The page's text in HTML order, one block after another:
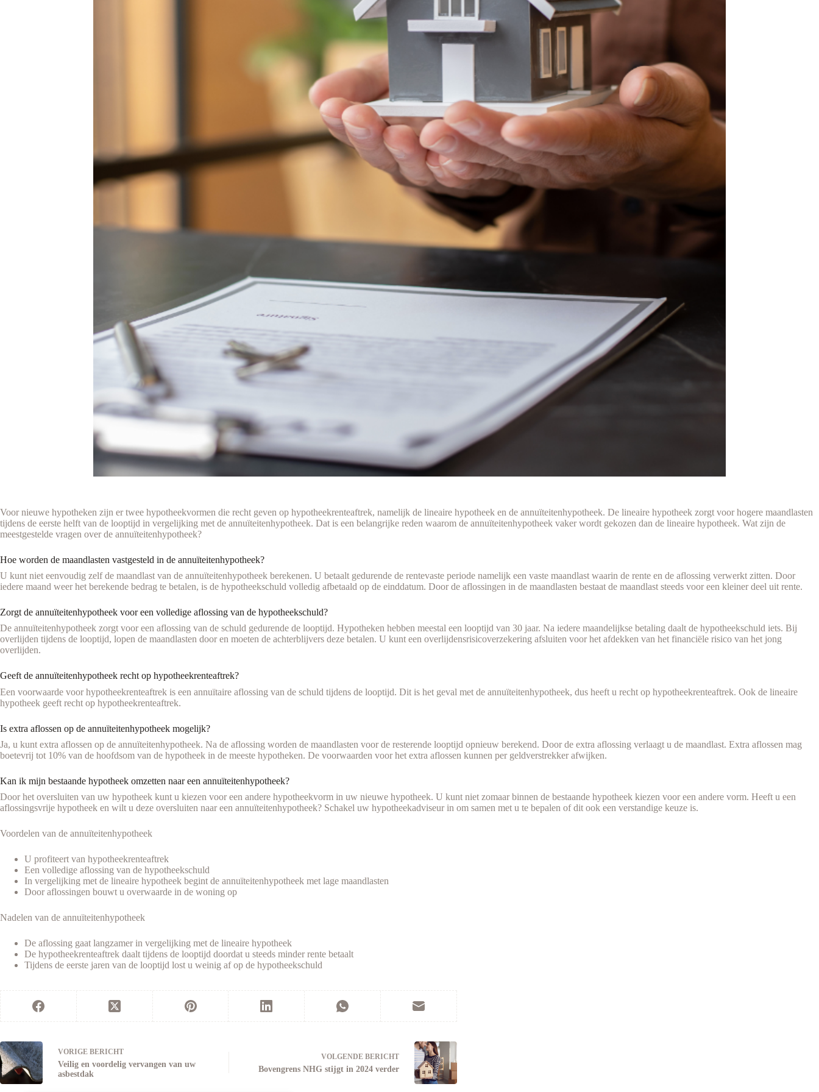
Voor nieuwe hypotheken zijn er twee hypotheekvormen die recht geven op hypotheekrenteaftrek, namelijk de lineaire hypotheek en de annuïteitenhypotheek. De lineaire hypotheek zorgt voor hogere maandlasten
tijdens de eerste helft van de looptijd in vergelijking met de annuïteitenhypotheek. Dat is een belangrijke reden waarom de annuïteitenhypotheek vaker wordt gekozen dan de lineaire hypotheek. Wat zijn de
meestgestelde vragen over de annuïteitenhypotheek?
Hoe worden de maandlasten vastgesteld in de annuïteitenhypotheek?
U kunt niet eenvoudig zelf de maandlast van de annuïteitenhypotheek berekenen. U betaalt gedurende de rentevaste periode namelijk een vaste maandlast waarin de rente en de aflossing verwerkt zitten. Door
iedere maand weer het berekende bedrag te betalen, is de hypotheekschuld volledig afbetaald op de einddatum. Door de aflossingen in de maandlasten bestaat de maandlast steeds voor een kleiner deel uit rente.
Zorgt de annuïteitenhypotheek voor een volledige aflossing van de hypotheekschuld?
De annuïteitenhypotheek zorgt voor een aflossing van de schuld gedurende de looptijd. Hypotheken hebben meestal een looptijd van 30 jaar. Na iedere maandelijkse betaling daalt de hypotheekschuld iets. Bij
overlijden tijdens de looptijd, lopen de maandlasten door en moeten de achterblijvers deze betalen. U kunt een overlijdensrisicoverzekering afsluiten voor het afdekken van het financiële risico van het jong
overlijden.
Geeft de annuïteitenhypotheek recht op hypotheekrenteaftrek?
Een voorwaarde voor hypotheekrenteaftrek is een annuïtaire aflossing van de schuld tijdens de looptijd. Dit is het geval met de annuïteitenhypotheek, dus heeft u recht op hypotheekrenteaftrek. Ook de lineaire
hypotheek geeft recht op hypotheekrenteaftrek.
Is extra aflossen op de annuïteitenhypotheek mogelijk?
Ja, u kunt extra aflossen op de annuïteitenhypotheek. Na de aflossing worden de maandlasten voor de resterende looptijd opnieuw berekend. Door de extra aflossing verlaagt u de maandlast. Extra aflossen mag
boetevrij tot 10% van de hoofdsom van de hypotheek in de meeste hypotheken. De voorwaarden voor het extra aflossen kunnen per geldverstrekker afwijken.
Kan ik mijn bestaande hypotheek omzetten naar een annuïteitenhypotheek?
Door het oversluiten van uw hypotheek kunt u kiezen voor een andere hypotheekvorm in uw nieuwe hypotheek. U kunt niet zomaar binnen de bestaande hypotheek kiezen voor een andere vorm. Heeft u een
aflossingsvrije hypotheek en wilt u deze oversluiten naar een annuïteitenhypotheek? Schakel uw hypotheekadviseur in om samen met u te bepalen of dit ook een verstandige keuze is.
Voordelen van de annuïteitenhypotheek
U profiteert van hypotheekrenteaftrek
Een volledige aflossing van de hypotheekschuld
In vergelijking met de lineaire hypotheek begint de annuïteitenhypotheek met lage maandlasten
Door aflossingen bouwt u overwaarde in de woning op
Nadelen van de annuïteitenhypotheek
De aflossing gaat langzamer in vergelijking met de lineaire hypotheek
De hypotheekrenteaftrek daalt tijdens de looptijd doordat u steeds minder rente betaalt
Tijdens de eerste jaren van de looptijd lost u weinig af op de hypotheekschuld
VORIGE BERICHT
Veilig en voordelig vervangen van uw
asbestdak
VOLGENDE BERICHT
Bovengrens NHG stijgt in 2024 verder